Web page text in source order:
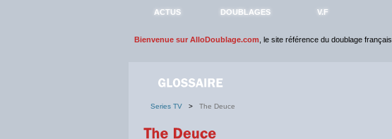
ACTUS DOUBLAGES V.F
Bienvenue sur AlloDoublage.com , le site référence du doublage français.
Series TV > The Deuce